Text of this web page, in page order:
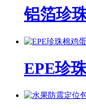
铝箔珍
EPE珍